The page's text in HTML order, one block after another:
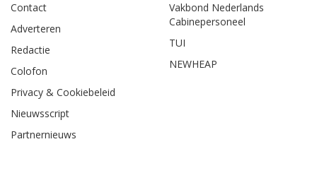
Contact
Adverteren
Redactie
Colofon
Privacy & Cookiebeleid
Nieuwsscript
Partnernieuws
Vakbond Nederlands
Cabinepersoneel
TUI
NEWHEAP